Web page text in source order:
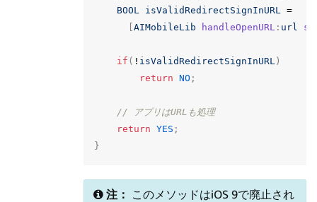
BOOL isValidRedirectSignInURL =
AIMobileLib handleOpenURL : url
if ( ! isValidRedirectSignInURL )
return NO ;
// アプリはURLも処理
return YES ;
}
注： このメソッドはiOS 9で廃止され